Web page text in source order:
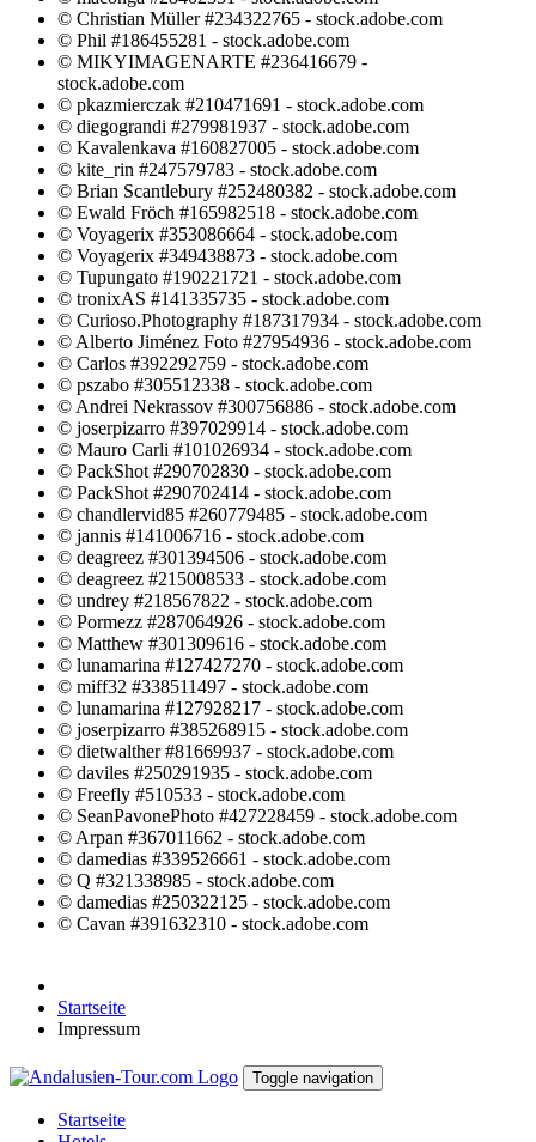
© Christian Müller #234322765 - stock.adobe.com
© Phil #186455281 - stock.adobe.com
© MIKYIMAGENARTE #236416679 -
stock.adobe.com
© pkazmierczak #210471691 - stock.adobe.com
© diegograndi #279981937 - stock.adobe.com
© Kavalenkava #160827005 - stock.adobe.com
© kite_rin #247579783 - stock.adobe.com
© Brian Scantlebury #252480382 - stock.adobe.com
© Ewald Fröch #165982518 - stock.adobe.com
© Voyagerix #353086664 - stock.adobe.com
© Voyagerix #349438873 - stock.adobe.com
© Tupungato #190221721 - stock.adobe.com
© tronixAS #141335735 - stock.adobe.com
© Curioso.Photography #187317934 - stock.adobe.com
© Alberto Jiménez Foto #27954936 - stock.adobe.com
© Carlos #392292759 - stock.adobe.com
© pszabo #305512338 - stock.adobe.com
© Andrei Nekrassov #300756886 - stock.adobe.com
© joserpizarro #397029914 - stock.adobe.com
© Mauro Carli #101026934 - stock.adobe.com
© PackShot #290702830 - stock.adobe.com
© PackShot #290702414 - stock.adobe.com
© chandlervid85 #260779485 - stock.adobe.com
© jannis #141006716 - stock.adobe.com
© deagreez #301394506 - stock.adobe.com
© deagreez #215008533 - stock.adobe.com
© undrey #218567822 - stock.adobe.com
© Pormezz #287064926 - stock.adobe.com
© Matthew #301309616 - stock.adobe.com
© lunamarina #127427270 - stock.adobe.com
© miff32 #338511497 - stock.adobe.com
© lunamarina #127928217 - stock.adobe.com
© joserpizarro #385268915 - stock.adobe.com
© dietwalther #81669937 - stock.adobe.com
© daviles #250291935 - stock.adobe.com
© Freefly #510533 - stock.adobe.com
© SeanPavonePhoto #427228459 - stock.adobe.com
© Arpan #367011662 - stock.adobe.com
© damedias #339526661 - stock.adobe.com
© Q #321338985 - stock.adobe.com
© damedias #250322125 - stock.adobe.com
© Cavan #391632310 - stock.adobe.com
Startseite
Impressum
Toggle navigation
Startseite